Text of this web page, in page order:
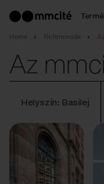
Home Referenciák
Az
Helyszín: Basilej